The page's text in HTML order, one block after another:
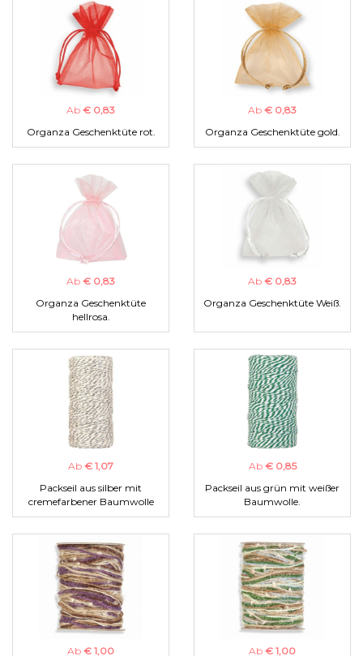
Ab € 0,83
Organza Geschenktüte rot.
Ab € 0,83
Organza Geschenktüte gold.
Ab € 0,83
Organza Geschenktüte
hellrosa.
Ab € 0,83
Organza Geschenktüte Weiß.
Ab € 1,07
Packseil aus silber mit
cremefarbener Baumwolle
Ab € 0,85
Packseil aus grün mit weißer
Baumwolle.
Ab € 1,00 Ab € 1,00